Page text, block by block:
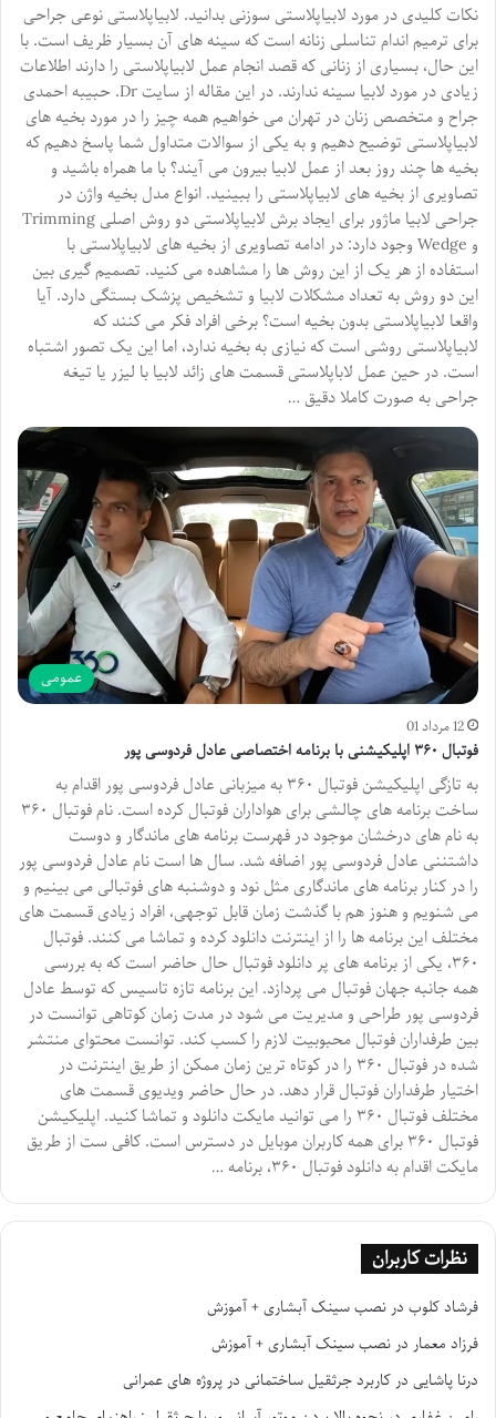
نکات کلیدی در مورد لابیاپلاستی سوزنی بدانید. لابیاپلاستی نوعی جراحی
برای ترمیم اندام تناسلی زنانه است که سینه های آن بسیار ظریف است. با
این حال، بسیاری از زنانی که قصد انجام عمل لابیاپلاستی را دارند اطلاعات
زیادی در مورد لابیا سینه ندارند. در این مقاله از سایت Dr. حبیبه احمدی
جراح و متخصص زنان در تهران می خواهیم همه چیز را در مورد بخیه های
لابیاپلاستی توضیح دهیم و به یکی از سوالات متداول شما پاسخ دهیم که
بخیه ها چند روز بعد از عمل لابیا بیرون می آیند؟ با ما همراه باشید و
تصاویری از بخیه های لابیاپلاستی را ببینید. انواع مدل بخیه واژن در
جراحی لابیا ماژور برای ایجاد برش لابیاپلاستی دو روش اصلی Trimming
و Wedge وجود دارد: در ادامه تصاویری از بخیه های لابیاپلاستی با
استفاده از هر یک از این روش ها را مشاهده می کنید. تصمیم گیری بین
این دو روش به تعداد مشکلات لابیا و تشخیص پزشک بستگی دارد. آیا
واقعا لابیاپلاستی بدون بخیه است؟ برخی افراد فکر می کنند که
لابیاپلاستی روشی است که نیازی به بخیه ندارد، اما این یک تصور اشتباه
است. در حین عمل لاباپلاستی قسمت های زائد لابیا با لیزر یا تیغه
جراحی به صورت کاملا دقیق …
عمومی
12 مرداد 01
فوتبال ۳۶۰ اپلیکیشنی با برنامه اختصاصی عادل فردوسی پور
به تازگی اپلیکیشن فوتبال ۳۶۰ به میزبانی عادل فردوسی پور اقدام به
ساخت برنامه های چالشی برای هواداران فوتبال کرده است. نام فوتبال ۳۶۰
به نام های درخشان موجود در فهرست برنامه های ماندگار و دوست
داشتننی عادل فردوسی پور اضافه شد. سال ها است نام عادل فردوسی پور
را در کنار برنامه های ماندگاری مثل نود و دوشنبه های فوتبالی می بینیم و
می شنویم و هنوز هم با گذشت زمان قابل توجهی، افراد زیادی قسمت های
مختلف این برنامه ها را از اینترنت دانلود کرده و تماشا می کنند. فوتبال
۳۶۰، یکی از برنامه های پر دانلود فوتبال حال حاضر است که به بررسی
همه جانبه جهان فوتبال می پردازد. این برنامه تازه تاسیس که توسط عادل
فردوسی پور طراحی و مدیریت می شود در مدت زمان کوتاهی توانست در
بین طرفداران فوتبال محبوبیت لازم را کسب کند. توانست محتوای منتشر
شده در فوتبال ۳۶۰ را در کوتاه ترین زمان ممکن از طریق اینترنت در
اختیار طرفداران فوتبال قرار دهد. در حال حاضر ویدیوی قسمت های
مختلف فوتبال ۳۶۰ را می توانید مایکت دانلود و تماشا کنید. اپلیکیشن
فوتبال ۳۶۰ برای همه کاربران موبایل در دسترس است. کافی ست از طریق
مایکت اقدام به دانلود فوتبال ۳۶۰، برنامه …
نظرات کاربران
فرشاد کلوب درنصب سینک آبشاری + آموزش
فرزاد معمار درنصب سینک آبشاری + آموزش
درنا پاشایی درکاربرد جرثقیل ساختمانی در پروژه های عمرانی